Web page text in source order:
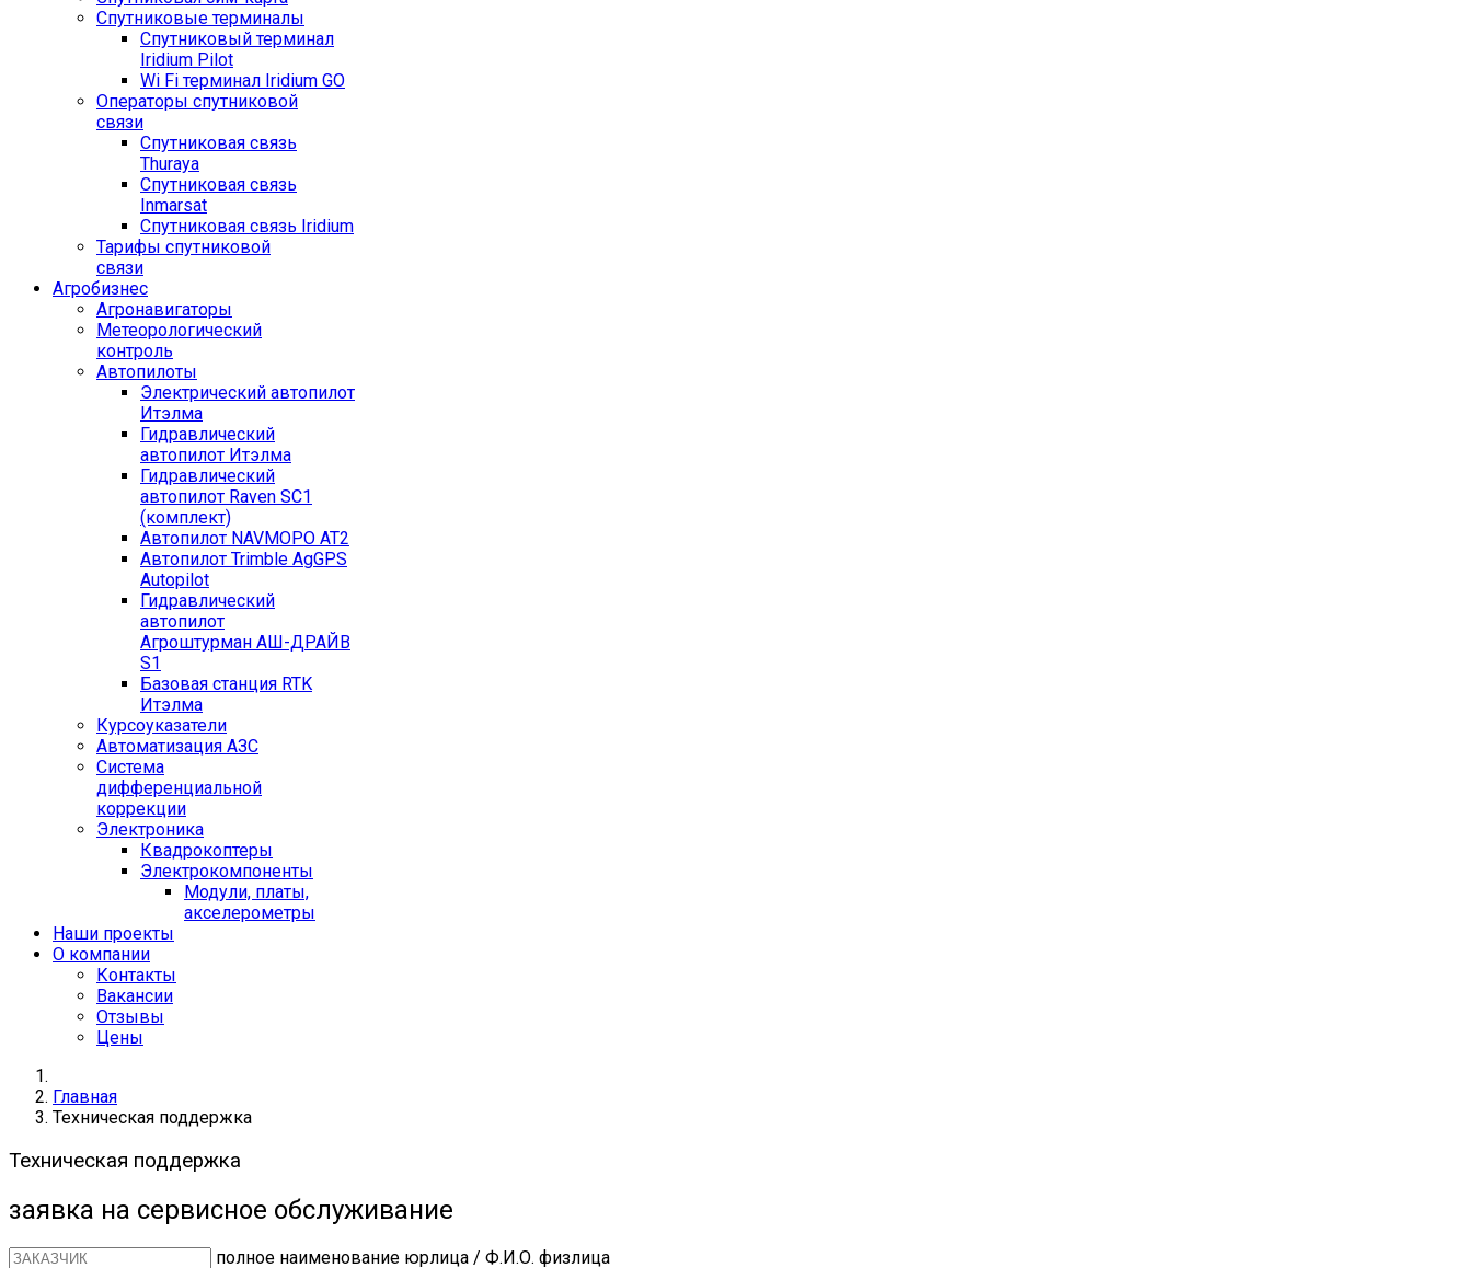
Спутниковые терминалы
Спутниковый терминал
Iridium Pilot
Wi Fi терминал Iridium GO
Операторы спутниковой
связи
Спутниковая связь
Thuraya
Спутниковая связь
Inmarsat
Спутниковая связь Iridium
Тарифы спутниковой
связи
Агробизнес
Агронавигаторы
Метеорологический
контроль
Автопилоты
Электрический автопилот
Итэлма
Гидравлический
автопилот Итэлма
Гидравлический
автопилот Raven SC1
(комплект)
Автопилот NAVMOPO AT2
Автопилот Trimble AgGPS
Autopilot
Гидравлический
автопилот
Агроштурман АШ-ДРАЙВ
S1
Базовая станция RTK
Итэлма
Курсоуказатели
Автоматизация АЗС
Система
дифференциальной
коррекции
Электроника
Квадрокоптеры
Электрокомпоненты
Модули, платы,
акселерометры
Наши проекты
О компании
Контакты
Вакансии
Отзывы
Цены
Главная
Техническая поддержка
Техническая поддержка
заявка на сервисное обслуживание
полное наименование юрлица / Ф.И.О. физлица